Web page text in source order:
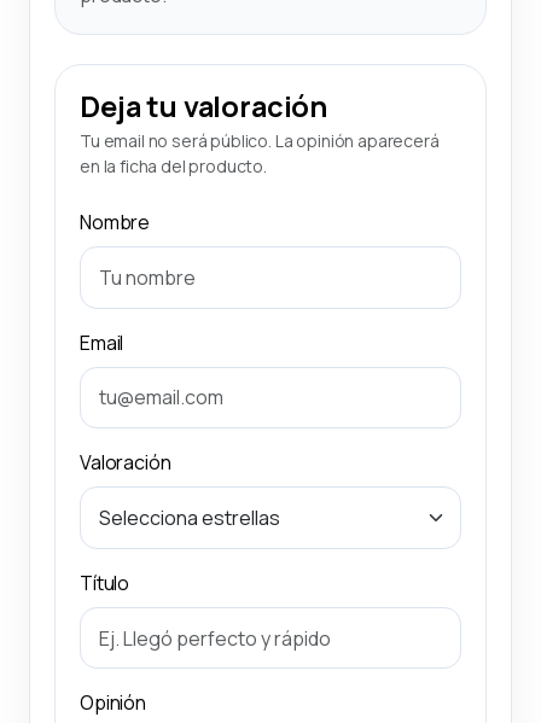
Deja tu valoración
Tu email no será público. La opinión aparecerá
en la ficha del producto.
Nombre
Email
Valoración
Título
Opinión